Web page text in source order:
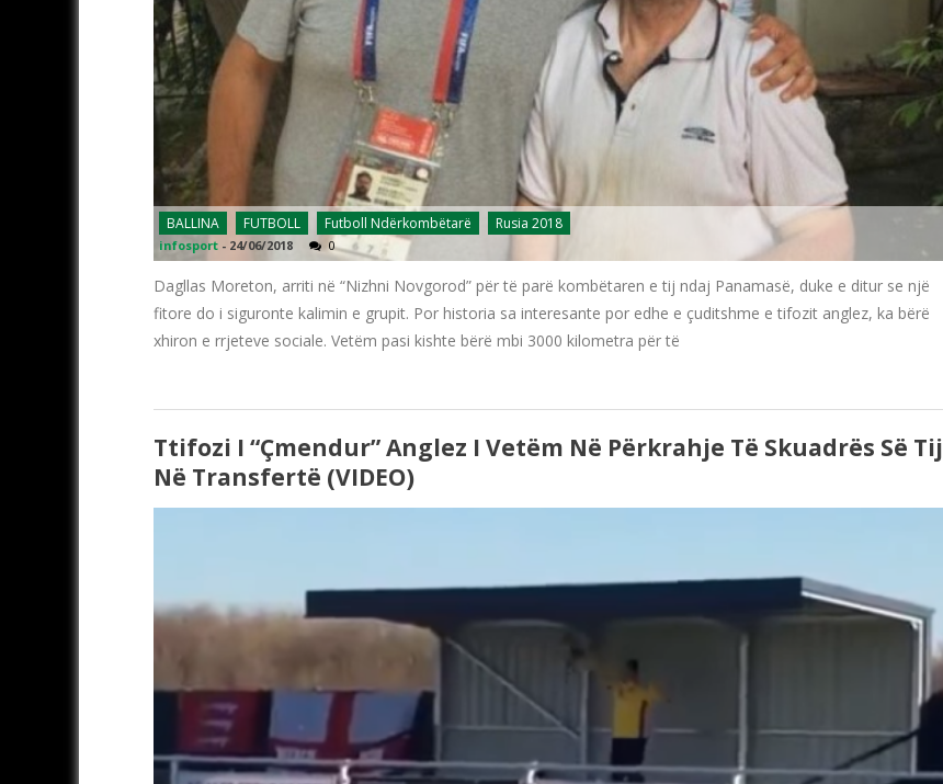
BALLINA FUTBOLL Futboll Ndërkombëtarë Rusia 2018
infosport - 24/06/2018 0
Dagllas Moreton, arriti në “Nizhni Novgorod” për të parë kombëtaren e tij ndaj Panamasë, duke e ditur se një
fitore do i siguronte kalimin e grupit. Por historia sa interesante por edhe e çuditshme e tifozit anglez, ka bërë
xhiron e rrjeteve sociale. Vetëm pasi kishte bërë mbi 3000 kilometra për të
Ttifozi I “çmendur” Anglez I Vetëm Në Përkrahje Të Skuadrës Së Tij
Në Transfertë (VIDEO)